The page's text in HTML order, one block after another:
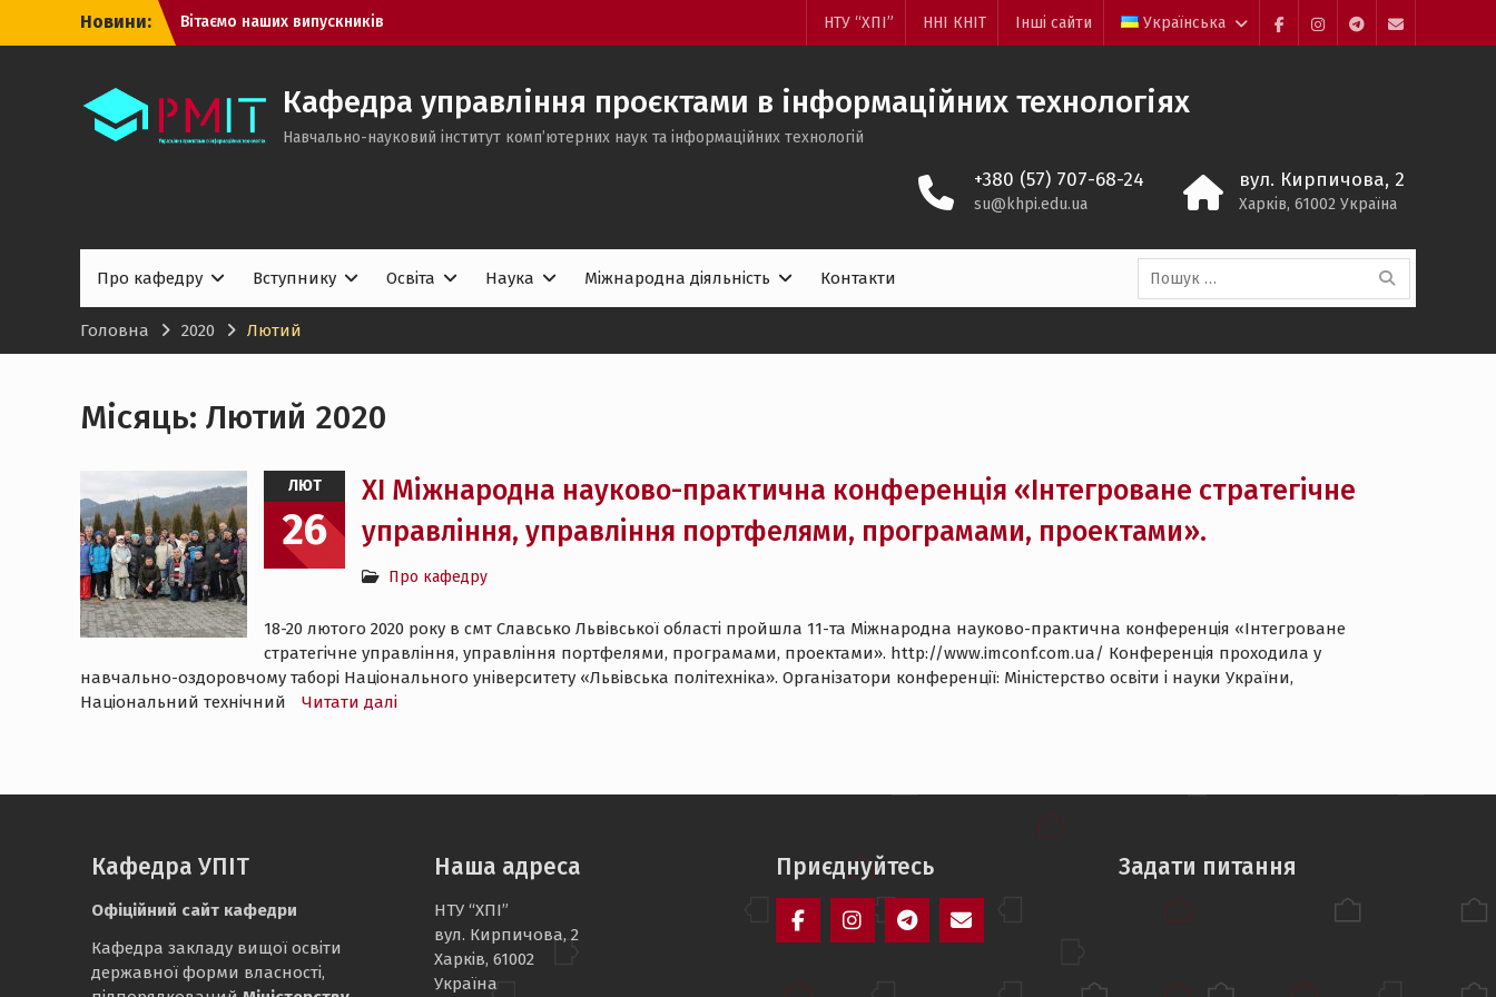
Новини:
Вітаємо наших випускників
Успішні захисти дисертацій аспірантів
інформаційних технологіях!
Вступна кампанія – 2026: саме час
підготувати документи
FacebookInstagramTelegram
Mail
НТУ “ХПІ” ННІ КНІТ Інші сайти Українська
Кафедра управління проєктами в інформаційних технологіях
Навчально-науковий інститут комп’ютерних наук та інформаційних технологій
+380 (57) 707-68-24
su@khpi.edu.ua
вул. Кирпичова, 2
Харків, 61002 Україна
Про кафедру Вступнику Освіта Наука Міжнародна діяльність Контакти
Пошук:
Головна 2020 Лютий
Місяць: Лютий 2020
ЛЮТ
26
XI Міжнародна науково-практична конференція «Інтегроване стратегічне
управління, управління портфелями, програмами, проектами».
Про кафедру
18-20 лютого 2020 року в смт Славсько Львівської області пройшла 11-та Міжнародна науково-практична конференція «Інтегроване
стратегічне управління, управління портфелями, програмами, проектами». http://www.imconf.com.ua/ Конференція проходила у
навчально-оздоровчому таборі Національного університету «Львівська політехніка». Організатори конференції: Міністерство освіти і науки України,
Національний технічний
Читати далі
Кафедра УПІТ
Офіційний сайт кафедри
Кафедра закладу вищої освіти
державної форми власності,
Наша адреса
НТУ “ХПІ”
вул. Кирпичова, 2
Харків, 61002
Україна
Приєднуйтесь Задати питання